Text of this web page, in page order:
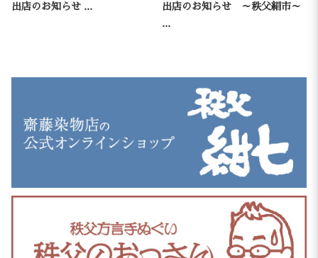
出店のお知らせ ...
出店のお知らせ ～秩父絹市～
...